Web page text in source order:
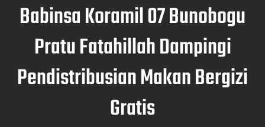
Babinsa Koramil 07 Bunobogu
Pratu Fatahillah Dampingi
Pendistribusian Makan Bergizi
Gratis